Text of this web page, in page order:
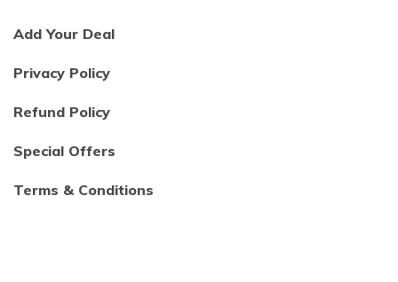
Add Your Deal
Privacy Policy
Refund Policy
Special Offers
Terms & Conditions